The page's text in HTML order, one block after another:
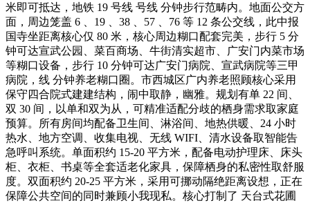
米即可抵达，地铁 19 号线 号线 分钟步行范畴内。地面公交方
面，周边笼盖 6 、19 、38 、57 、76 等 12 条公交线，此中报
国寺坐距离核心仅 80 米，核心周边糊口配套完美，步行 5 分
钟可达宣武公园、菜百商场、牛街清实超市、广安门内菜市场
等糊口设备，步行 10 分钟可达广安门病院、宣武病院等三甲
病院，线 分钟养老糊口圈。市西城区广内养老照顾核心采用
保守四合院式建建结构，闹中取静，幽雅。规划有单 22 间、
双 30 间，以单和双为从，可精准适配分歧的栖身需求取家庭
预算。所有房间均配备卫生间、淋浴间、地热供暖、24 小时
热水、地方空调、收集电视、无线 WIFI、清水设备取智能告
急呼叫系统。单面积约 15-20 平方米，配备电动护理床、床头
柜、衣柜、书桌等全套适老化家具，保障栖身的私密性取舒服
度。双面积约 20-25 平方米，采用可挪动隔绝距离设想，正在
保障公共空间的同时兼顾小我现私。核心打制了 天台式花圃